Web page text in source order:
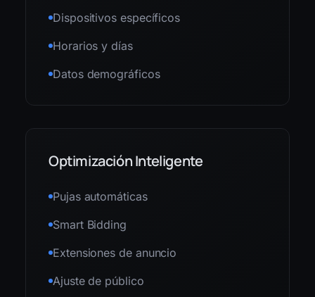
Dispositivos específicos
Horarios y días
Datos demográficos
Optimización Inteligente
Pujas automáticas
Smart Bidding
Extensiones de anuncio
Ajuste de público